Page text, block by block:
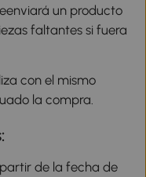
un producto
faltantes si fuera
con el mismo
la compra.
de la fecha de